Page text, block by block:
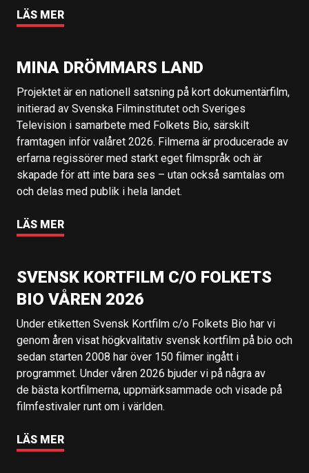
LÄS MER
MINA DRÖMMARS LAND
Projektet är en nationell satsning på kort dokumentärfilm,
initierad av Svenska Filminstitutet och Sveriges
Television i samarbete med Folkets Bio, särskilt
framtagen inför valåret 2026. Filmerna är producerade av
erfarna regissörer med starkt eget filmspråk och är
skapade för att inte bara ses – utan också samtalas om
och delas med publik i hela landet.
LÄS MER
SVENSK KORTFILM C/O FOLKETS
BIO VÅREN 2026
Under etiketten Svensk Kortfilm c/o Folkets Bio har vi
genom åren visat högkvalitativ svensk kortfilm på bio och
sedan starten 2008 har över 150 filmer ingått i
programmet. Under våren 2026 bjuder vi på några av
de bästa kortfilmerna, uppmärksammade och visade på
filmfestivaler runt om i världen.
LÄS MER